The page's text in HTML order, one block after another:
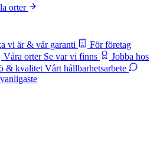
orter
vi är & vår garanti
För företag
Våra orter Se var vi finns
Jobba hos
& kvalitet Vårt hållbarhetsarbete